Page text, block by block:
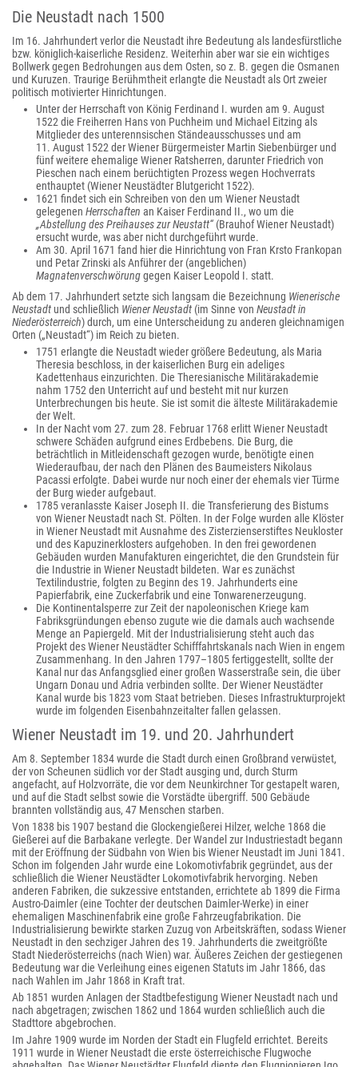
Die Neustadt nach 1500
Im 16. Jahrhundert verlor die Neustadt ihre Bedeutung als landesfürstliche
bzw. königlich-kaiserliche Residenz. Weiterhin aber war sie ein wichtiges
Bollwerk gegen Bedrohungen aus dem Osten, so z. B. gegen die Osmanen
und Kuruzen. Traurige Berühmtheit erlangte die Neustadt als Ort zweier
politisch motivierter Hinrichtungen.
Unter der Herrschaft von König Ferdinand I. wurden am 9. August
1522 die Freiherren Hans von Puchheim und Michael Eitzing als
Mitglieder des unterennsischen Ständeausschusses und am
11. August 1522 der Wiener Bürgermeister Martin Siebenbürger und
fünf weitere ehemalige Wiener Ratsherren, darunter Friedrich von
Pieschen nach einem berüchtigten Prozess wegen Hochverrats
enthauptet (Wiener Neustädter Blutgericht 1522).
1621 findet sich ein Schreiben von den um Wiener Neustadt
gelegenen Herrschaften an Kaiser Ferdinand II., wo um die
„Abstellung des Preihauses zur Neustatt“(Brauhof Wiener Neustadt)
ersucht wurde, was aber nicht durchgeführt wurde.
Am 30. April 1671 fand hier die Hinrichtung von Fran Krsto Frankopan
und Petar Zrinski als Anführer der (angeblichen)
Magnatenverschwörunggegen Kaiser Leopold I. statt.
Ab dem 17. Jahrhundert setzte sich langsam die Bezeichnung Wienerische
Neustadt und schließlich Wiener Neustadt (im Sinne von Neustadt in
Niederösterreich) durch, um eine Unterscheidung zu anderen gleichnamigen
Orten („Neustadt“) im Reich zu bieten.
1751 erlangte die Neustadt wieder größere Bedeutung, als Maria
Theresia beschloss, in der kaiserlichen Burg ein adeliges
Kadettenhaus einzurichten. Die Theresianische Militärakademie
nahm 1752 den Unterricht auf und besteht mit nur kurzen
Unterbrechungen bis heute. Sie ist somit die älteste Militärakademie
der Welt.
In der Nacht vom 27. zum 28. Februar 1768 erlitt Wiener Neustadt
schwere Schäden aufgrund eines Erdbebens. Die Burg, die
beträchtlich in Mitleidenschaft gezogen wurde, benötigte einen
Wiederaufbau, der nach den Plänen des Baumeisters Nikolaus
Pacassi erfolgte. Dabei wurde nur noch einer der ehemals vier Türme
der Burg wieder aufgebaut.
1785 veranlasste Kaiser Joseph II. die Transferierung des Bistums
von Wiener Neustadt nach St. Pölten. In der Folge wurden alle Klöster
in Wiener Neustadt mit Ausnahme des Zisterzienserstiftes Neukloster
und des Kapuzinerklosters aufgehoben. In den frei gewordenen
Gebäuden wurden Manufakturen eingerichtet, die den Grundstein für
die Industrie in Wiener Neustadt bildeten. War es zunächst
Textilindustrie, folgten zu Beginn des 19. Jahrhunderts eine
Papierfabrik, eine Zuckerfabrik und eine Tonwarenerzeugung.
Die Kontinentalsperre zur Zeit der napoleonischen Kriege kam
Fabriksgründungen ebenso zugute wie die damals auch wachsende
Menge an Papiergeld. Mit der Industrialisierung steht auch das
Projekt des Wiener Neustädter Schifffahrtskanals nach Wien in engem
Zusammenhang. In den Jahren 1797–1805 fertiggestellt, sollte der
Kanal nur das Anfangsglied einer großen Wasserstraße sein, die über
Ungarn Donau und Adria verbinden sollte. Der Wiener Neustädter
Kanal wurde bis 1823 vom Staat betrieben. Dieses Infrastrukturprojekt
wurde im folgenden Eisenbahnzeitalter fallen gelassen.
Wiener Neustadt im 19. und 20. Jahrhundert
Am 8. September 1834 wurde die Stadt durch einen Großbrand verwüstet,
der von Scheunen südlich vor der Stadt ausging und, durch Sturm
angefacht, auf Holzvorräte, die vor dem Neunkirchner Tor gestapelt waren,
und auf die Stadt selbst sowie die Vorstädte übergriff. 500 Gebäude
brannten vollständig aus, 47 Menschen starben.
Von 1838 bis 1907 bestand die Glockengießerei Hilzer, welche 1868 die
Gießerei auf die Barbakane verlegte. Der Wandel zur Industriestadt begann
mit der Eröffnung der Südbahn von Wien bis Wiener Neustadt im Juni 1841.
Schon im folgenden Jahr wurde eine Lokomotivfabrik gegründet, aus der
schließlich die Wiener Neustädter Lokomotivfabrik hervorging. Neben
anderen Fabriken, die sukzessive entstanden, errichtete ab 1899 die Firma
Austro-Daimler (eine Tochter der deutschen Daimler-Werke) in einer
ehemaligen Maschinenfabrik eine große Fahrzeugfabrikation. Die
Industrialisierung bewirkte starken Zuzug von Arbeitskräften, sodass Wiener
Neustadt in den sechziger Jahren des 19. Jahrhunderts die zweitgrößte
Stadt Niederösterreichs (nach Wien) war. Äußeres Zeichen der gestiegenen
Bedeutung war die Verleihung eines eigenen Statuts im Jahr 1866, das
nach Wahlen im Jahr 1868 in Kraft trat.
Ab 1851 wurden Anlagen der Stadtbefestigung Wiener Neustadt nach und
nach abgetragen; zwischen 1862 und 1864 wurden schließlich auch die
Stadttore abgebrochen.
Im Jahre 1909 wurde im Norden der Stadt ein Flugfeld errichtet. Bereits
1911 wurde in Wiener Neustadt die erste österreichische Flugwoche